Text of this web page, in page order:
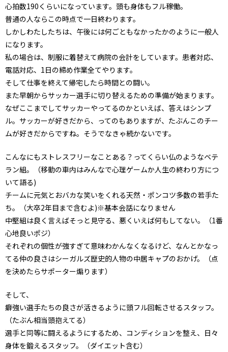
心拍数190くらいになっています。頭も身体もフル稼働。
普通の人ならこの時点で一日終わります。
しかしわたしたちは、午後には何ごともなかったかのように一般人
になります。
私の場合は、制服に着替えて病院の会計をしています。患者対応、
電話対応、1日の締め作業全てやります。
そして仕事を終えて帰宅したら時間との闘い。
また早朝からサッカー選手に切り替えるための準備が始まります。
なぜここまでしてサッカーやってるのかといえば、答えはシンプ
ル。サッカーが好きだから、ってのもありますが、たぶんこのチー
ムが好きだからですね。そうでなきゃ続かないです。
こんなにもストレスフリーなことある？ってくらい仏のようなベテ
ラン組。（移動の車内はみんなで心理ゲームか人生の終わり方につ
いて語る)
チームに元気とおバカな笑いをくれる天然・ポンコツ多数の若手た
ち。（大卒2年目まで含むよ)※基本会話になりません
中堅組は良く言えばそっと見守る、悪くいえば何もしてない。（1番
心地良いポジ）
それぞれの個性が強すぎて意味わかんなくなるけど、なんとかなっ
てる仲の良さはシーガルズ歴史的人物の中居キャプのおかげ。（点
を決めたらサポーター煽ります）
そして、
癖強い選手たちの良さが活きるように頭フル回転させるスタッフ。
（たぶん相当頭抱えてる）
選手と同等に闘えるようにするため、コンディションを整え、日々
身体を鍛えるスタッフ。（ダイエット含む）